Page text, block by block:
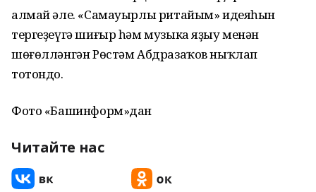
алмай әле. «Самауырлы ритайым» идеяһын
тергеҙеүгә шиғыр һәм музыка яҙыу менән
шөғөлләнгән Рөстәм Абдразаҡов ныҡлап
тотондо.
Фото «Башинформ»дан
Читайте нас